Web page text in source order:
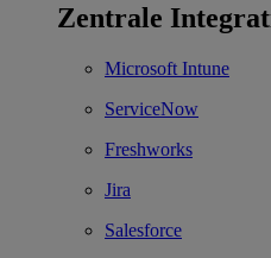
Zentrale
Microsoft Intune
ServiceNow
Freshworks
Jira
Salesforce